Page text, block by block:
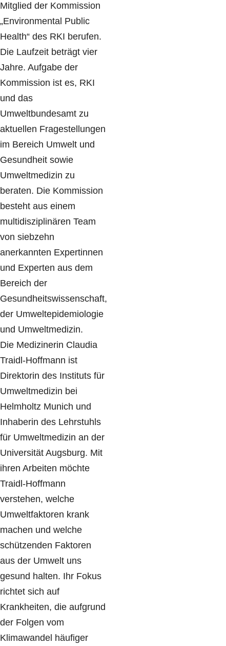
Mitglied der Kommission
„Environmental Public
Health“ des RKI berufen.
Die Laufzeit beträgt vier
Jahre. Aufgabe der
Kommission ist es, RKI
und das
Umweltbundesamt zu
aktuellen Fragestellungen
im Bereich Umwelt und
Gesundheit sowie
Umweltmedizin zu
beraten. Die Kommission
besteht aus einem
multidisziplinären Team
von siebzehn
anerkannten Expertinnen
und Experten aus dem
Bereich der
Gesundheitswissenschaft,
der Umweltepidemiologie
und Umweltmedizin.
Die Medizinerin Claudia
Traidl-Hoffmann ist
Direktorin des Instituts für
Umweltmedizin bei
Helmholtz Munich und
Inhaberin des Lehrstuhls
für Umweltmedizin an der
Universität Augsburg. Mit
ihren Arbeiten möchte
Traidl-Hoffmann
verstehen, welche
Umweltfaktoren krank
machen und welche
schützenden Faktoren
aus der Umwelt uns
gesund halten. Ihr Fokus
richtet sich auf
Krankheiten, die aufgrund
der Folgen vom
Klimawandel häufiger